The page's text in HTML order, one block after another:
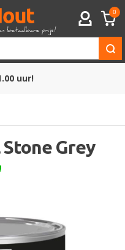
ACCOUNT
0
uur!
Grey